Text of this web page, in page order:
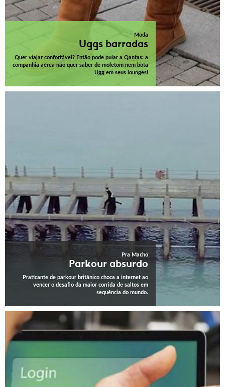
Moda
Uggs barradas
Quer viajar confortável? Então pode pular a Qantas: a
companhia aérea não quer saber de moletom nem bota
Ugg em seus lounges!
Pra Macho
Parkour absurdo
Praticante de parkour britânico choca a internet ao
vencer o desafio da maior corrida de saltos em
sequência do mundo.